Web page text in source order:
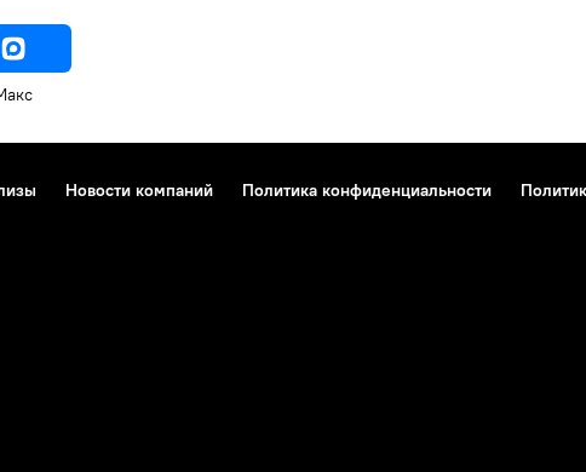
Новости компаний Политика конфиденциальности